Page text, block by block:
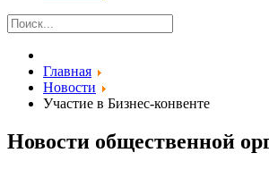
Главная
Новости
Участие в Бизнес-конвенте
Новости общественной